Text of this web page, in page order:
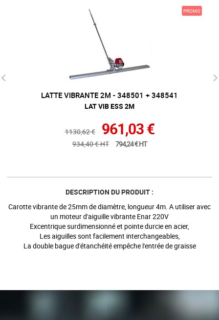
LATTE VIBRANTE 2M - 348501 + 348541
LAT VIB ESS 2M
1130,62 € 961,03 €
934,40 € HT 794,24 € HT
PROMO
DESCRIPTION DU PRODUIT :
Carotte vibrante de 25mm de diamètre, longueur 4m. A utiliser avec
un moteur d'aiguille vibrante Enar 220V
Excentrique surdimensionné et pointe durcie en acier,
Les aiguilles sont facilement interchangeables,
La double bague d'étanchéité empêche l'entrée de graisse